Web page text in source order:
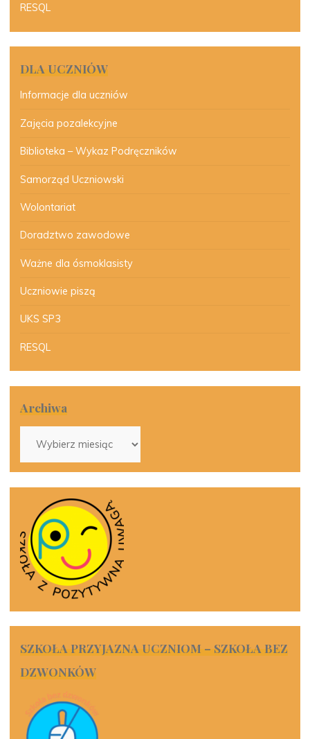
RESQL
DLA UCZNIÓW
Informacje dla uczniów
Zajęcia pozalekcyjne
Biblioteka – Wykaz Podręczników
Samorząd Uczniowski
Wolontariat
Doradztwo zawodowe
Ważne dla ósmoklasisty
Uczniowie piszą
UKS SP3
RESQL
Archiwa
SZKOŁA PRZYJAZNA UCZNIOM – SZKOŁA BEZ
DZWONKÓW